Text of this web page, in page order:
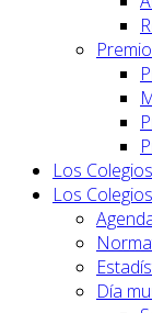
Los
Los Colegios
Día